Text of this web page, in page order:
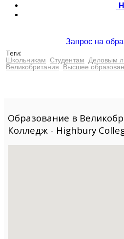
Запрос на
Теги:
Школьникам Студентам Деловым
Великобритания Высшее
Образование в
Колледж - Highbury